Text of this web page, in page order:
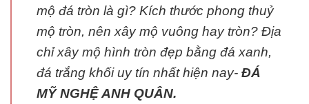
mộ đá tròn là gì? Kích thước phong thuỷ
mộ tròn, nên xây mộ vuông hay tròn? Địa
chỉ xây mộ hình tròn đẹp bằng đá xanh,
đá trắng khối uy tín nhất hiện nay- ĐÁ
MỸ NGHỆ ANH QUÂN.